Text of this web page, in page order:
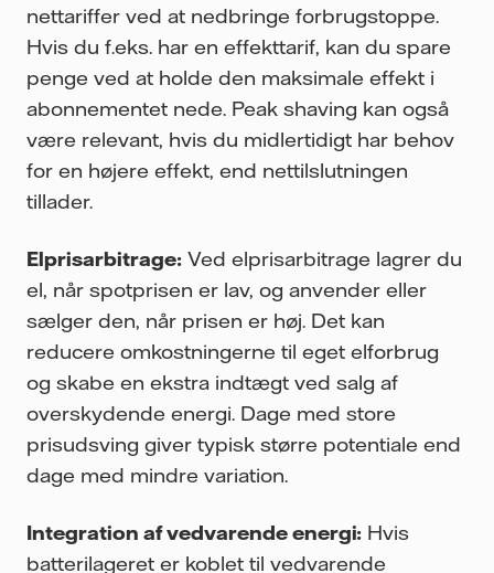
nettariffer ved at nedbringe forbrugstoppe.
Hvis du f.eks. har en effekttarif, kan du spare
penge ved at holde den maksimale effekt i
abonnementet nede. Peak shaving kan også
være relevant, hvis du midlertidigt har behov
for en højere effekt, end nettilslutningen
tillader.
Elprisarbitrage: Ved elprisarbitrage lagrer du
el, når spotprisen er lav, og anvender eller
sælger den, når prisen er høj. Det kan
reducere omkostningerne til eget elforbrug
og skabe en ekstra indtægt ved salg af
overskydende energi. Dage med store
prisudsving giver typisk større potentiale end
dage med mindre variation.
Integration af vedvarende energi: Hvis
batterilageret er koblet til vedvarende